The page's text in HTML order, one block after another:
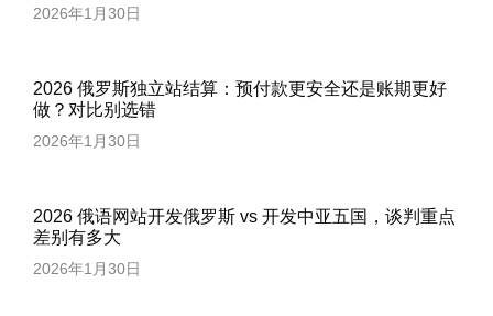
2026年1月30日
2026 俄罗斯独立站结算：预付款更安全还是账期更好
做？对比别选错
2026年1月30日
2026 俄语网站开发俄罗斯 vs 开发中亚五国，谈判重点
差别有多大
2026年1月30日